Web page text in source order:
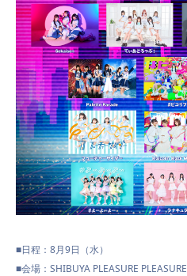
PROFILE
NEWS
SCHEDULE
■日程：8月9日（水）
■会場：SHIBUYA PLEASURE PLEASURE